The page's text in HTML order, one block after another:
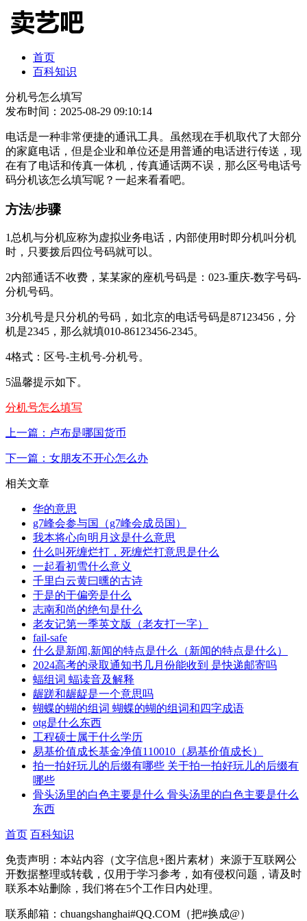
首页
百科知识
分机号怎么填写
发布时间：2025-08-29 09:10:14
电话是一种非常便捷的通讯工具。虽然现在手机取代了大部分
的家庭电话，但是企业和单位还是用普通的电话进行传送，现
在有了电话和传真一体机，传真通话两不误，那么区号电话号
码分机该怎么填写呢？一起来看看吧。
方法/步骤
1总机与分机应称为虚拟业务电话，内部使用时即分机叫分机
时，只要拨后四位号码就可以。
2内部通话不收费，某某家的座机号码是：023-重庆-数字号码-
分机号码。
3分机号是只分机的号码，如北京的电话号码是87123456，分
机是2345，那么就填010-86123456-2345。
4格式：区号-主机号-分机号。
5温馨提示如下。
分机号怎么填写
上一篇：卢布是哪国货币
下一篇：女朋友不开心怎么办
相关文章
华的意思
g7峰会参与国（g7峰会成员国）
我本将心向明月这是什么意思
什么叫死缠烂打，死缠烂打意思是什么
一起看初雪什么意义
千里白云黄曰曛的古诗
于是的于偏旁是什么
志南和尚的绝句是什么
老友记第一季英文版（老友打一字）
fail-safe
什么是新闻,新闻的特点是什么（新闻的特点是什么）
2024高考的录取通知书几月份能收到 是快递邮寄吗
蝠组词 蝠读音及解释
龌蹉和龌龊是一个意思吗
蝴蝶的蝴的组词 蝴蝶的蝴的组词和四字成语
otg是什么东西
工程硕士属于什么学历
易基价值成长基金净值110010（易基价值成长）
拍一拍好玩儿的后缀有哪些 关于拍一拍好玩儿的后缀有
哪些
骨头汤里的白色主要是什么 骨头汤里的白色主要是什么
东西
首页 百科知识
免责声明：本站内容（文字信息+图片素材）来源于互联网公
开数据整理或转载，仅用于学习参考，如有侵权问题，请及时
联系本站删除，我们将在5个工作日内处理。
联系邮箱：chuangshanghai#QQ.COM（把#换成@）